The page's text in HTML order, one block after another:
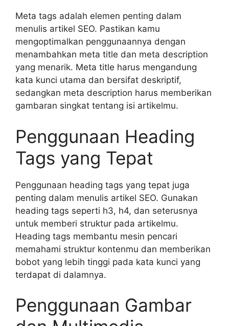
Meta tags adalah elemen penting dalam
menulis artikel SEO. Pastikan kamu
mengoptimalkan penggunaannya dengan
menambahkan meta title dan meta description
yang menarik. Meta title harus mengandung
kata kunci utama dan bersifat deskriptif,
sedangkan meta description harus memberikan
gambaran singkat tentang isi artikelmu.
Penggunaan Heading
Tags yang Tepat
Penggunaan heading tags yang tepat juga
penting dalam menulis artikel SEO. Gunakan
heading tags seperti h3, h4, dan seterusnya
untuk memberi struktur pada artikelmu.
Heading tags membantu mesin pencari
memahami struktur kontenmu dan memberikan
bobot yang lebih tinggi pada kata kunci yang
terdapat di dalamnya.
Penggunaan Gambar